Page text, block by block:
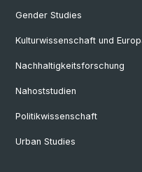
Gender Studies
Kulturwissenschaft und
Nachhaltigkeitsforschung
Nahoststudien
Politikwissenschaft
Urban Studies